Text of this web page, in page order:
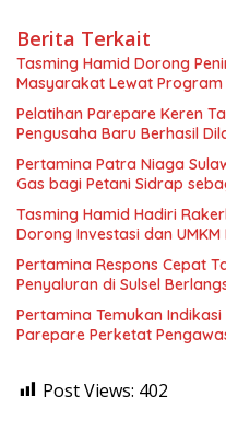
Berita Terkait
Tasming Hamid Dorong
Masyarakat Lewat Program
Pelatihan Parepare Keren
Pengusaha Baru Berhasil
Pertamina Patra Niaga
Gas bagi Petani Sidrap
Tasming Hamid Hadiri
Dorong Investasi dan
Pertamina Respons Cepat
Penyaluran di Sulsel
Pertamina Temukan
Parepare Perketat
Post Views: 402